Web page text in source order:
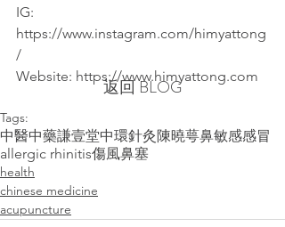
IG:
https://www.instagram.com/himyattong
/
Website: https://www.himyattong.com
Tags:
中醫中藥謙壹堂中環針灸陳曉萼鼻敏感感冒
allergic rhinitis傷風鼻塞
health
chinese medicine
acupuncture
返回 BLOG